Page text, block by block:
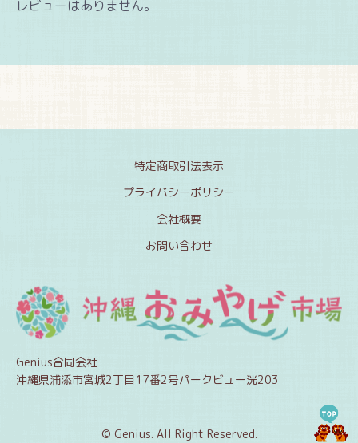
レビューはありません。
特定商取引法表示
プライバシーポリシー
会社概要
お問い合わせ
Genius合同会社
沖縄県浦添市宮城2丁目17番2号パークビュー洸203
© Genius. All Right Reserved.